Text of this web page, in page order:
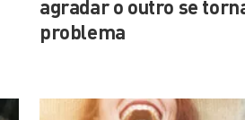
agradar o outro se
problema